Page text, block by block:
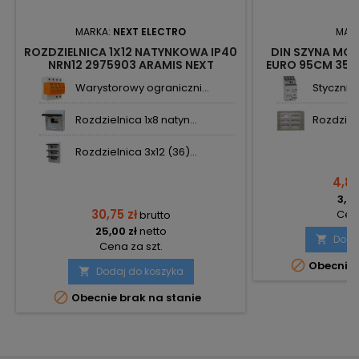
MARKA: NEXT ELECTRO
ROZDZIELNICA 1X12 NATYNKOWA IP40
NRN12 2975903 ARAMIS NEXT
Warystorowy ograniczni...
Rozdzielnica 1x8 natyn...
Rozdzielnica 3x12 (36)...
30,75 złbrutto
25,00 złnetto
Cena za szt.
 Dodaj do koszyka
 Obecnie brak na stanie
DIN SZYNA
EURO 95CM
Stycznik
4,81
3,91

